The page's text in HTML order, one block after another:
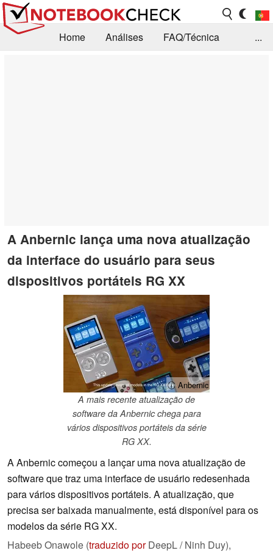
Home Análises
FAQ/Técnica
...
A Anbernic lança uma nova atualização
da interface do usuário para seus
dispositivos portáteis RG XX
ⓘ Anbernic
A mais recente atualização de
software da Anbernic chega para
vários dispositivos portáteis da série
RG XX.
A Anbernic começou a lançar uma nova atualização de
software que traz uma interface de usuário redesenhada
para vários dispositivos portáteis. A atualização, que
precisa ser baixada manualmente, está disponível para os
modelos da série RG XX.
Habeeb Onawole (traduzido porDeepL / Ninh Duy),